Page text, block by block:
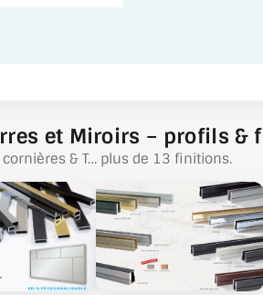
et Miroirs – profils &
& T… plus de 13 finitions.